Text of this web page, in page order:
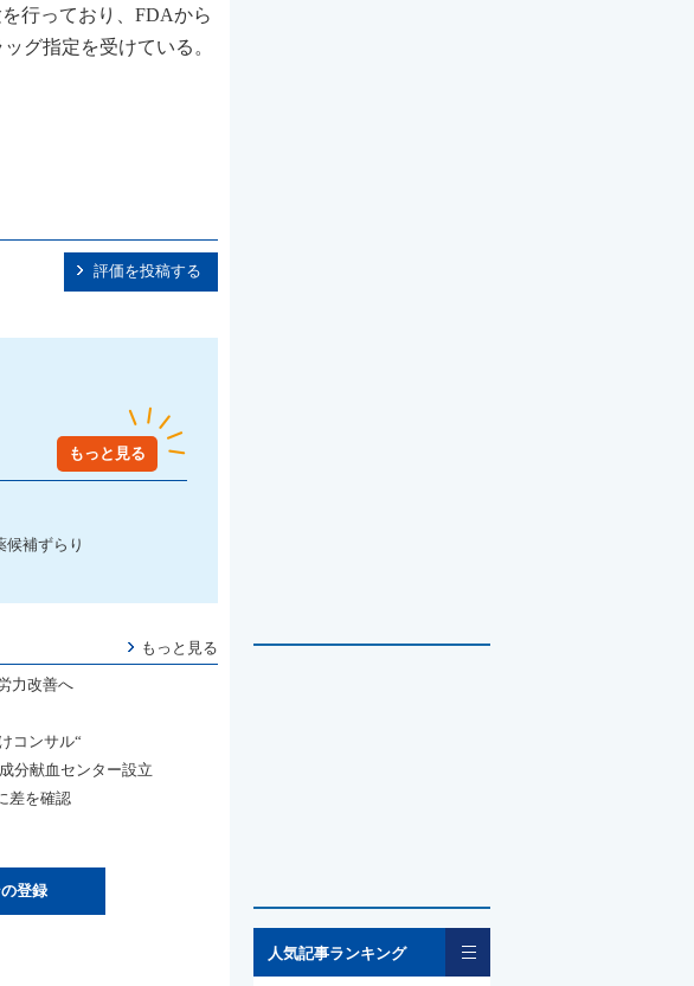
行っており、FDAから
グ指定を受けている。
評価を投稿する
もっと見る
補ずらり
もっと見る
力改善へ
コンサル“
分献血センター設立
差を確認
登録
人気記事ランキング